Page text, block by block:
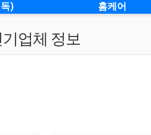
) 홈케어
업체 정보